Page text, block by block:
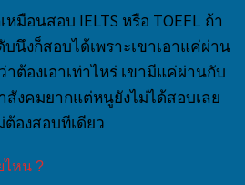
มือนสอบ IELTS หรือ TOEFL ถ้า
นึงก็สอบได้เพราะเขาเอาแค่ผ่าน
ต้องเอาเท่าไหร่ เขามีแค่ผ่านกับ
งคมยากแต่หนูยังไม่ได้สอบเลย
องสอบทีเดียว
ไหน ?